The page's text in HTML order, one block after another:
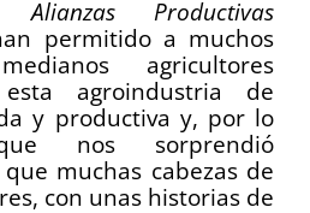
Alianzas Productivas
permitido a muchos
agricultores
agroindustria de
y productiva y, por lo
nos sorprendió
muchas cabezas de
con unas historias de